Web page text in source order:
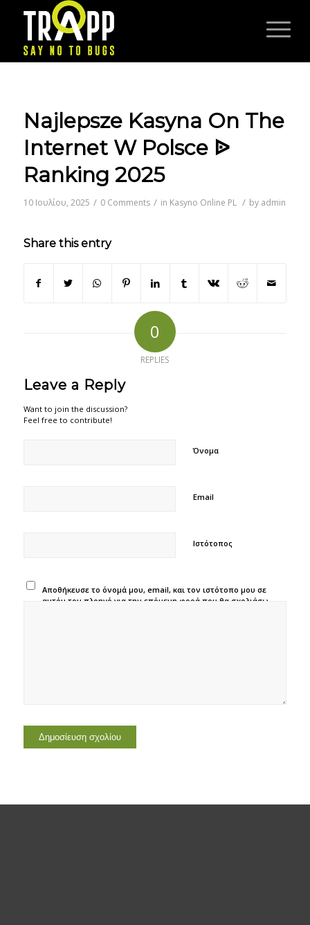
Najlepsze Kasyna On The
Internet W Polsce ᐉ
Ranking 2025
10 Ιουλίου, 2025 / 0 Comments / in Kasyno Online PL / by admin
Share this entry
0
REPLIES
Leave a Reply
Want to join the discussion?
Feel free to contribute!
Όνομα
Email
Ιστότοπος
Αποθήκευσε το όνομά μου, email, και τον ιστότοπο μου σε
αυτόν τον πλοηγό για την επόμενη φορά που θα σχολιάσω.